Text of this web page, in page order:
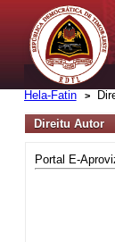
Hela-Fatin
Direitu Autor
Portal E-